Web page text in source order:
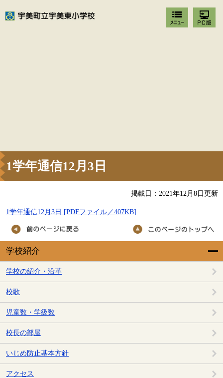
学校紹介
学校の紹介・沿革
校歌
児童数・学級数
校長の部屋
いじめ防止基本方針
アクセス
1学年通信12月3日
掲載日：2021年12月8日更新
1学年通信12月3日 [PDFファイル／407KB]